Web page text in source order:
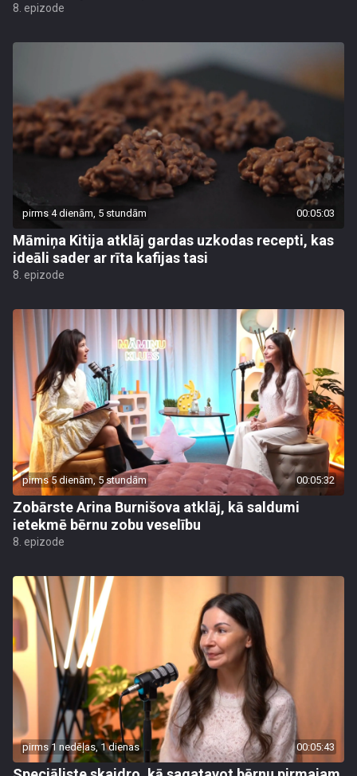
8. epizode
pirms 4 dienām, 5 stundām 00:05:03
Māmiņa Kitija atklāj gardas uzkodas recepti, kas
ideāli sader ar rīta kafijas tasi
8. epizode
pirms 5 dienām, 5 stundām 00:05:32
Zobārste Arina Burnišova atklāj, kā saldumi
ietekmē bērnu zobu veselību
8. epizode
pirms 1 nedēļas, 1 dienas 00:05:43